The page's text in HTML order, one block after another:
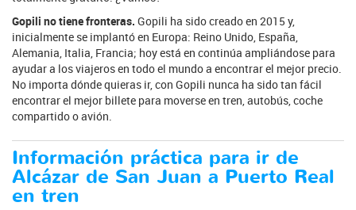
Gopili no tiene fronteras. Gopili ha sido creado en 2015 y,
inicialmente se implantó en Europa: Reino Unido, España,
Alemania, Italia, Francia; hoy está en continúa ampliándose para
ayudar a los viajeros en todo el mundo a encontrar el mejor precio.
No importa dónde quieras ir, con Gopili nunca ha sido tan fácil
encontrar el mejor billete para moverse en tren, autobús, coche
compartido o avión.
Información práctica para ir de
Alcázar de San Juan a Puerto Real
en tren